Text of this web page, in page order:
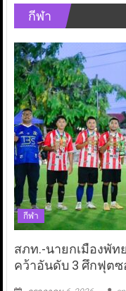
กีฬา
กีฬา
สภท.-นายกเมืองพัท
คว้าอันดับ 3 ศึกฟุตซ